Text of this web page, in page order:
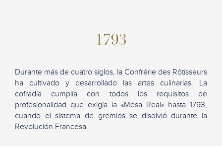
1793
Durante más de cuatro siglos, la Confrérie des Rôtisseurs
ha cultivado y desarrollado las artes culinarias. La
cofradía cumplía con todos los requisitos de
profesionalidad que exigía la «Mesa Real» hasta 1793,
cuando el sistema de gremios se disolvió durante la
Revolución Francesa.